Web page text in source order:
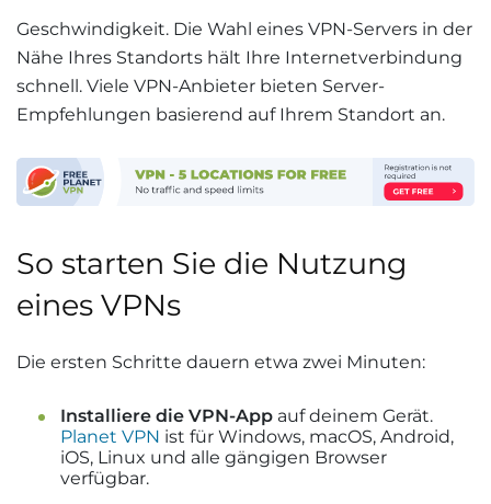
Geschwindigkeit. Die Wahl eines VPN-Servers in der
Nähe Ihres Standorts hält Ihre Internetverbindung
schnell. Viele VPN-Anbieter bieten Server-
Empfehlungen basierend auf Ihrem Standort an.
So starten Sie die Nutzung
eines VPNs
Die ersten Schritte dauern etwa zwei Minuten:
Installiere die VPN-App auf deinem Gerät.
Planet VPN ist für Windows, macOS, Android,
iOS, Linux und alle gängigen Browser
verfügbar.